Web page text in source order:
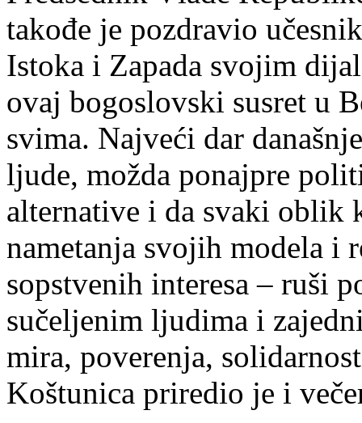
takođe je pozdravio
Istoka i Zapada svojim
ovaj bogoslovski susret u
svima. Najveći dar
ljude, možda ponajpre
alternative i da svaki oblik
nametanja svojih modela i
sopstvenih interesa – ruši
sučeljenim ljudima i
mira, poverenja,
Koštunica priredio je i